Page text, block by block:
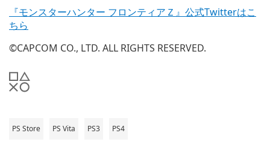
『モンスターハンター フロンティアＺ』公式Twitterはこ
ちら
©CAPCOM CO., LTD. ALL RIGHTS RESERVED.
PS Store PS Vita PS3 PS4